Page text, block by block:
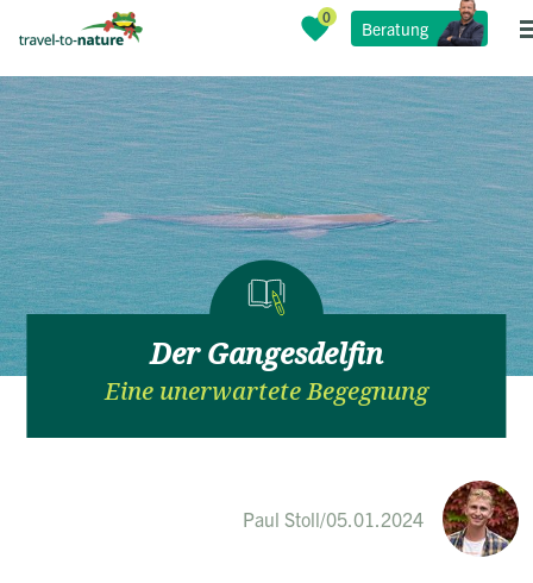
Beratung
Der Gangesdelfin
Eine unerwartete Begegnung
Paul Stoll/05.01.2024